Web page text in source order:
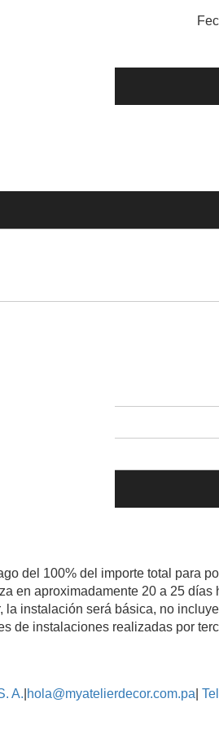
del 100% del importe total para
en aproximadamente 20 a 25 días
instalación será básica, no
de instalaciones realizadas por
A. hola@myatelierdecor.com.pa